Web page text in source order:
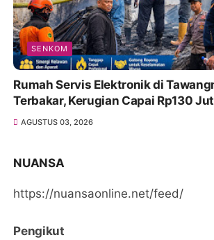
SENKOM
Rumah Servis Elektronik di
Terbakar, Kerugian Capai Rp130
AGUSTUS 03, 2026
NUANSA
https://nuansaonline.net/feed/
Pengikut